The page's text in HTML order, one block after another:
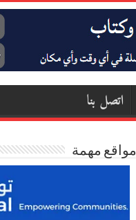
اتصل بنا
مواقع مهمة